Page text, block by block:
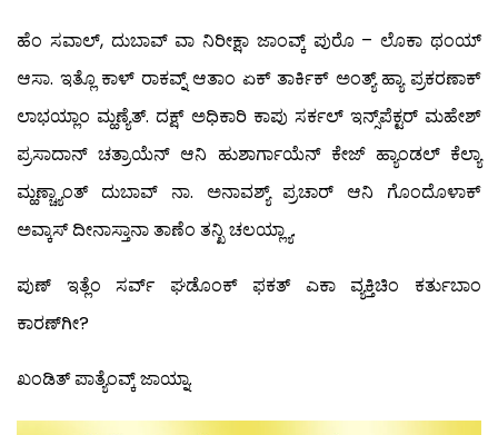
ಹೆಂ ಸವಾಲ್, ದುಬಾವ್ ವಾ ನಿರೀಕ್ಷಾ ಜಾಂವ್ಕ್ ಪುರೊ – ಲೊಕಾ ಥಂಯ್
ಆಸಾ. ಇತ್ಲೊ ಕಾಳ್ ರಾಕವ್ನ್ ಆತಾಂ ಏಕ್ ತಾರ್ಕಿಕ್ ಅಂತ್ಯ್ ಹ್ಯಾ ಪ್ರಕರಣಾಕ್
ಲಾಭಯ್ಲಾಂ ಮ್ಹಣ್ಯೆತ್. ದಕ್ಷ್ ಅಧಿಕಾರಿ ಕಾಪು ಸರ್ಕಲ್ ಇನ್ಸ್‌ಪೆಕ್ಟರ್ ಮಹೇಶ್
ಪ್ರಸಾದಾನ್ ಚತ್ರಾಯೆನ್ ಆನಿ ಹುಶಾರ್ಗಾಯೆನ್ ಕೇಜ್ ಹ್ಯಾಂಡಲ್ ಕೆಲ್ಯಾ
ಮ್ಹಣ್ಚ್ಯಾಂತ್ ದುಬಾವ್ ನಾ. ಅನಾವಶ್ಯ್ ಪ್ರಚಾರ್ ಆನಿ ಗೊಂದೊಳಾಕ್
ಅವ್ಕಾಸ್ ದೀನಾಸ್ತಾನಾ ತಾಣೆಂ ತನ್ಖಿ ಚಲಯ್ಲ್ಯಾ.
ಪುಣ್ ಇತ್ಲೆಂ ಸರ್ವ್ ಘಡೊಂಕ್ ಫಕತ್ ಎಕಾ ವ್ಯಕ್ತಿಚಿಂ ಕರ್ತುಬಾಂ
ಕಾರಣ್‍ಗೀ?
ಖಂಡಿತ್ ಪಾತ್ಯೆಂವ್ಕ್ ಜಾಯ್ನಾ.